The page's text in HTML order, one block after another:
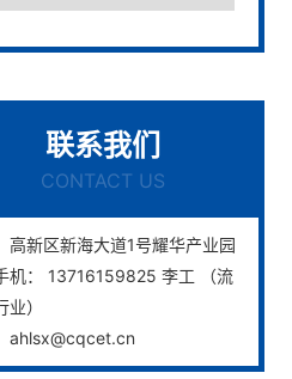
联系我们
CONTACT US
高新区新海大道1号耀华产业园
机： 13716159825 李工 （流
业）
ahlsx@cqcet.cn